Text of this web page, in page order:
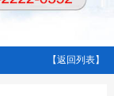
【返回列表】